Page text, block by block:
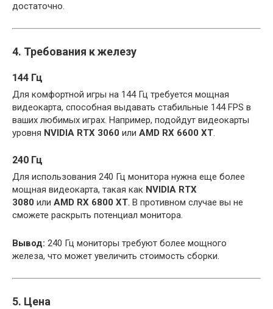
достаточно.
4. Требования к железу
144 Гц
Для комфортной игры на 144 Гц требуется мощная
видеокарта, способная выдавать стабильные 144 FPS в
ваших любимых играх. Например, подойдут видеокарты
уровня NVIDIA RTX 3060 или AMD RX 6600 XT.
240 Гц
Для использования 240 Гц монитора нужна еще более
мощная видеокарта, такая как NVIDIA RTX
3080 или AMD RX 6800 XT. В противном случае вы не
сможете раскрыть потенциал монитора.
Вывод: 240 Гц мониторы требуют более мощного
железа, что может увеличить стоимость сборки.
5. Цена